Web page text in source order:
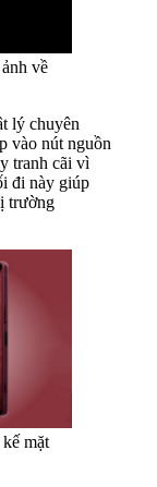
về
lý chuyên
vào nút nguồn
tranh cãi vì
đi này giúp
trường
mặt